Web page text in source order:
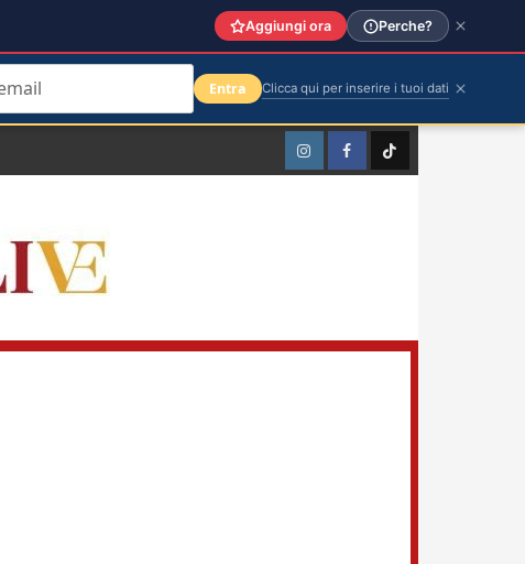
InstagramFacebookTikTok
Aggiungi ora Perche?
Entra Clicca qui per inserire i tuoi dati